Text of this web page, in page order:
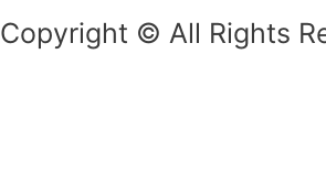
Copyright © All Rights